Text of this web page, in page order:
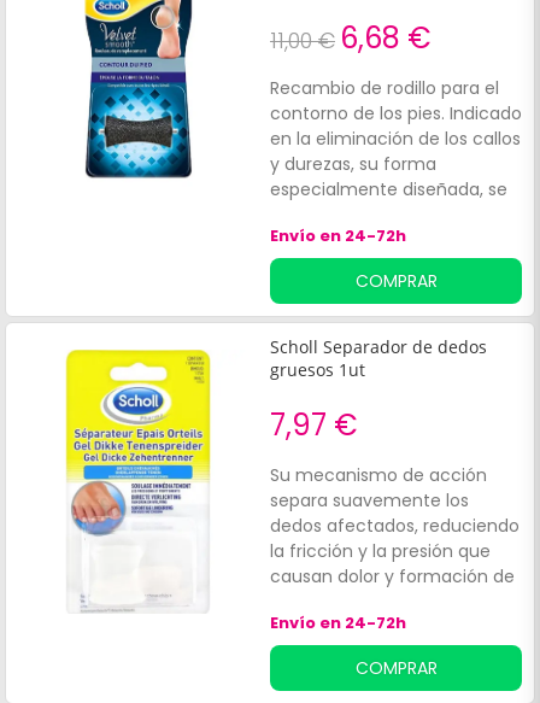
recambio únicamente con la
Lima Electrónica Velvet
Smooth de Scholl.
11,00 € 6,68 €
Recambio de rodillo para el
contorno de los pies. Indicado
en la eliminación de los callos
y durezas, su forma
especialmente diseñada, se
perímetro de talones y
planta. Se puede usar tanto
con la piel húmeda, seca o
con crema. Es compatible
con todas las máquinas
Scholl y ofrece un resultado
sedosa.
Envío en 24-72h
COMPRAR
Scholl Separador de dedos
gruesos 1ut
7,97 €
Su mecanismo de acción
separa suavemente los
dedos afectados, reduciendo
la fricción y la presión que
causan dolor y formación de
beneficios se
encuentran:Alivio inmediato
del malestar.
Envío en 24-72h
COMPRAR